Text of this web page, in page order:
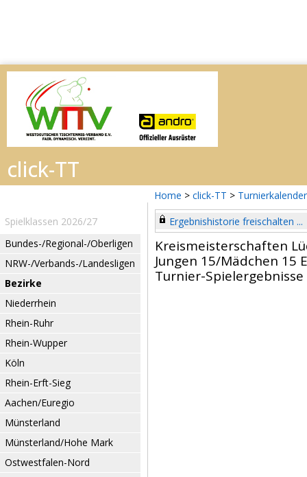
Home > click-TT > Turnierkalender
Spielklassen 2026/27
Bundes-/Regional-/Oberligen
NRW-/Verbands-/Landesligen
Bezirke
Niederrhein
Rhein-Ruhr
Rhein-Wupper
Köln
Rhein-Erft-Sieg
Aachen/Euregio
Münsterland
Münsterland/Hohe Mark
Ostwestfalen-Nord
Ergebnishistorie freischalten ...
Kreismeisterschaften
Jungen 15/Mädchen 15
Turnier-Spielergebnisse